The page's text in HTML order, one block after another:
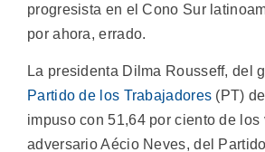
progresista en el Cono Sur
por ahora, errado.
La presidenta Dilma Rousseff, del
Partido de los Trabajadores (PT)
impuso con 51,64 por ciento de los
adversario Aécio Neves, del